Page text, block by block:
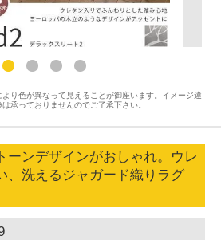
り色が異なって見えることが御座います。イメージ違
承っておりませんのでご了承下さい。
ーンデザインがおしゃれ。ウレ
、洗えるジャガード織りラグ